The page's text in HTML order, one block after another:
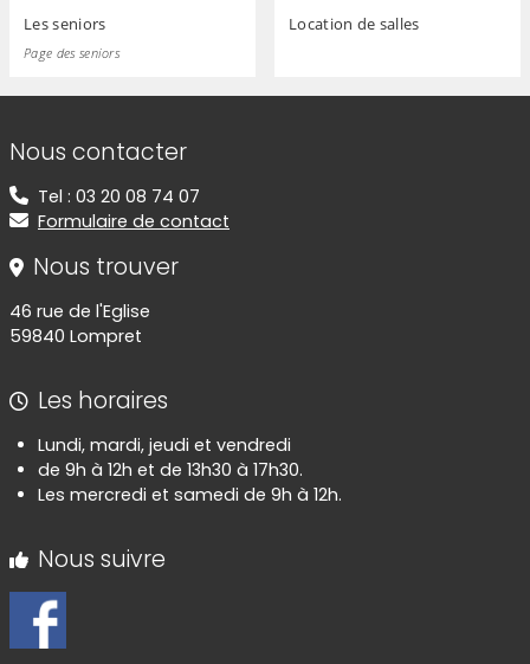
Les seniors
Page des seniors
Location de salles
Informations de contact
Nous contacter
Tel : 03 20 08 74 07
Formulaire de contact
Nous trouver
46 rue de l'Eglise
59840 Lompret
Les horaires
Lundi, mardi, jeudi et vendredi
de 9h à 12h et de 13h30 à 17h30.
Les mercredi et samedi de 9h à 12h.
Nous suivre